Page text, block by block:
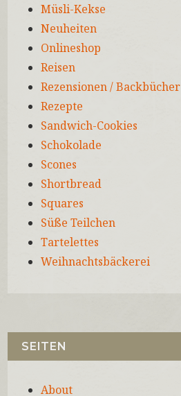
Müsli-Kekse
Neuheiten
Onlineshop
Reisen
Rezensionen / Backbücher
Rezepte
Sandwich-Cookies
Schokolade
Scones
Shortbread
Squares
Süße Teilchen
Tartelettes
Weihnachtsbäckerei
SEITEN
About